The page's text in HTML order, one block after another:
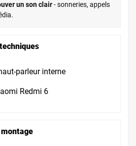
un son clair- sonneries, appels
parleur interne
Redmi 6